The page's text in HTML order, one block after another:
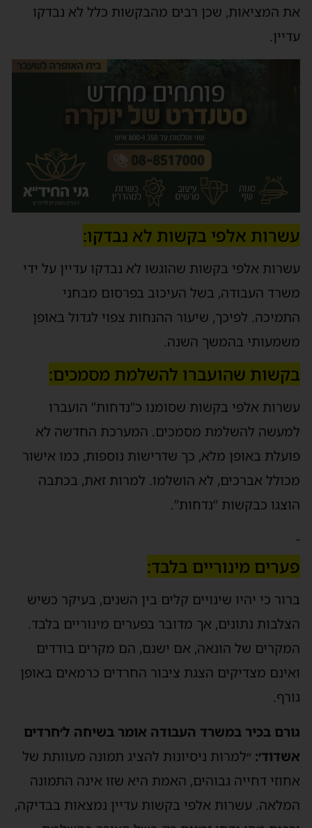
את המציאות, שכן רבים מהבקשות כלל לא נבדקו
עדיין.
עשרות אלפי בקשות לא נבדקו:
עשרות אלפי בקשות שהוגשו לא נבדקו עדיין על ידי
משרד העבודה, בשל העיכוב בפרסום מבחני
התמיכה. לפיכך, שיעור ההנחות צפוי לגדול באופן
משמעותי בהמשך השנה.
בקשות שהועברו להשלמת מסמכים:
עשרות אלפי בקשות שסומנו כ”נדחות” הועברו
למעשה להשלמת מסמכים. המערכת החדשה לא
פועלת באופן מלא, כך שדרישות נוספות, כמו אישור
מכולל אברכים, לא הושלמו. למרות זאת, בכתבה
הוצגו כבקשות “נדחות”.
-
פערים מינוריים בלבד:
ברור כי יהיו שינויים קלים בין השנים, בעיקר כשיש
הצלבות נתונים, אך מדובר בפערים מינוריים בלבד.
המקרים של הונאה, אם ישנם, הם מקרים בודדים
ואינם מצדיקים הצגת ציבור החרדים כרמאים באופן
גורף.
גורם בכיר במשרד העבודה אומר בשיחה ל׳חרדים
אשדוד׳: ״למרות ניסיונות להציג תמונה מעוותת של
אחוזי דחייה גבוהים, האמת היא שזו אינה התמונה
המלאה. עשרות אלפי בקשות עדיין נמצאות בבדיקה,